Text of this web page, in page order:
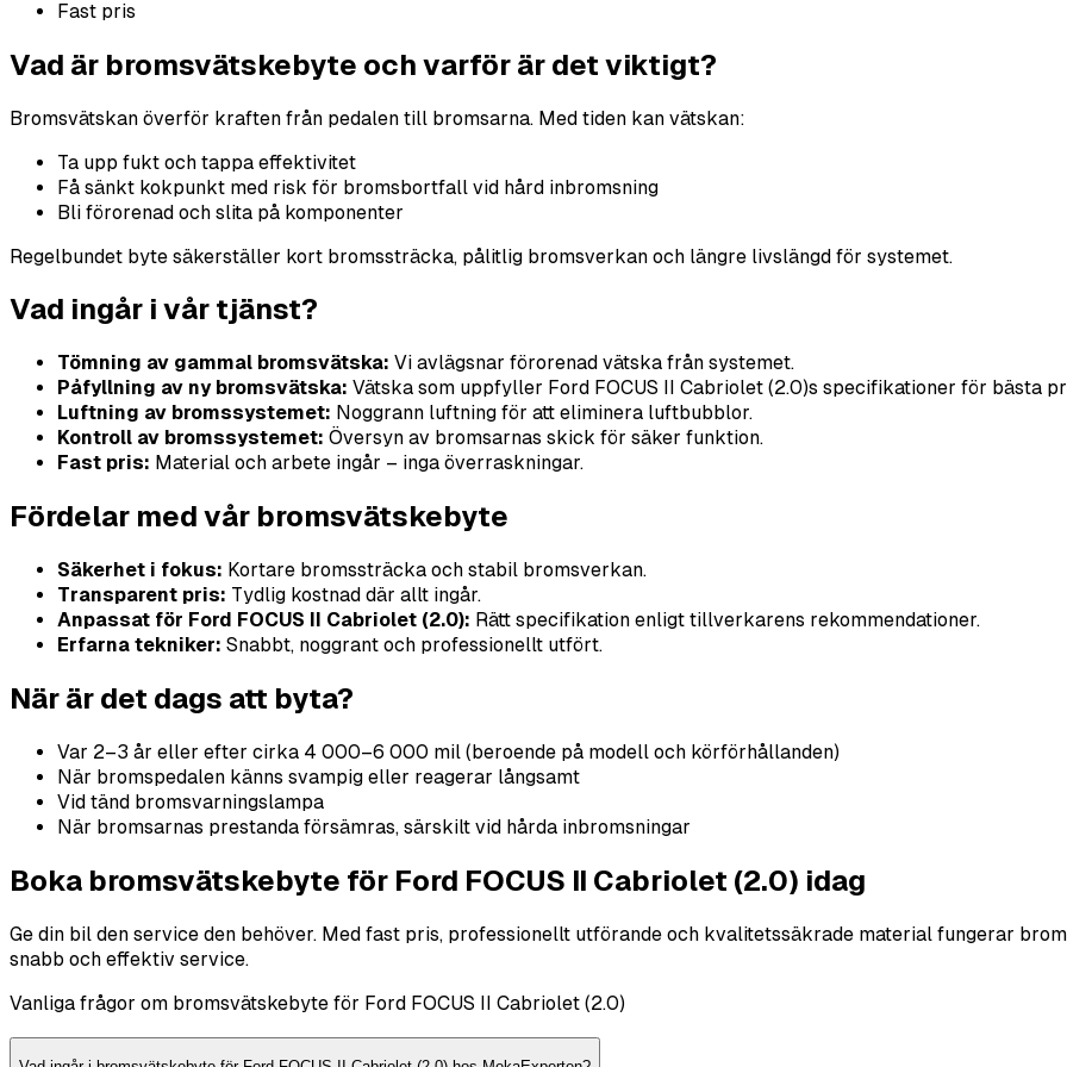
Fast pris
Vad är bromsvätskebyte och varför är det viktigt?
Bromsvätskan överför kraften från pedalen till bromsarna. Med tiden kan vätskan:
Ta upp fukt och tappa effektivitet
Få sänkt kokpunkt med risk för bromsbortfall vid hård inbromsning
Bli förorenad och slita på komponenter
Regelbundet byte säkerställer kort bromssträcka, pålitlig bromsverkan och längre livslängd för systemet.
Vad ingår i vår tjänst?
Tömning av gammal bromsvätska: Vi avlägsnar förorenad vätska från systemet.
Påfyllning av ny bromsvätska: Vätska som uppfyller Ford FOCUS II Cabriolet (2.0)s specifikationer för bästa
Luftning av bromssystemet: Noggrann luftning för att eliminera luftbubblor.
Kontroll av bromssystemet: Översyn av bromsarnas skick för säker funktion.
Fast pris: Material och arbete ingår – inga överraskningar.
Fördelar med vår bromsvätskebyte
Säkerhet i fokus: Kortare bromssträcka och stabil bromsverkan.
Transparent pris: Tydlig kostnad där allt ingår.
Anpassat för Ford FOCUS II Cabriolet (2.0): Rätt specifikation enligt tillverkarens rekommendationer.
Erfarna tekniker: Snabbt, noggrant och professionellt utfört.
När är det dags att byta?
Var 2–3 år eller efter cirka 4 000–6 000 mil (beroende på modell och körförhållanden)
När bromspedalen känns svampig eller reagerar långsamt
Vid tänd bromsvarningslampa
När bromsarnas prestanda försämras, särskilt vid hårda inbromsningar
Boka bromsvätskebyte för Ford FOCUS II Cabriolet (2.0) idag
Ge din bil den service den behöver. Med fast pris, professionellt utförande och kvalitetssäkrade material fungerar
snabb och effektiv service.
Vanliga frågor om bromsvätskebyte för Ford FOCUS II Cabriolet (2.0)